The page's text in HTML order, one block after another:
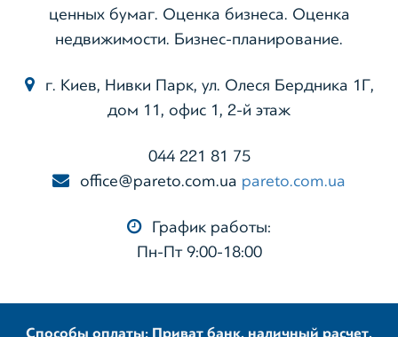
ценных бумаг. Оценка бизнеса. Оценка
недвижимости. Бизнес-планирование.
г. Киев, Нивки Парк, ул. Олеся Бердника 1Г,
дом 11, офис 1, 2-й этаж
044 221 81 75
office@pareto.com.ua pareto.com.ua
График работы:
Пн-Пт 9:00-18:00
Способы оплаты: Приват банк, наличный расчет,